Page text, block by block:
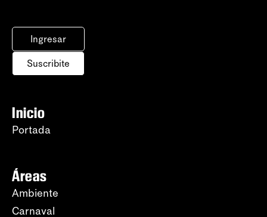
Ingresar
Suscribite
Inicio
Portada
Áreas
Ambiente
Carnaval